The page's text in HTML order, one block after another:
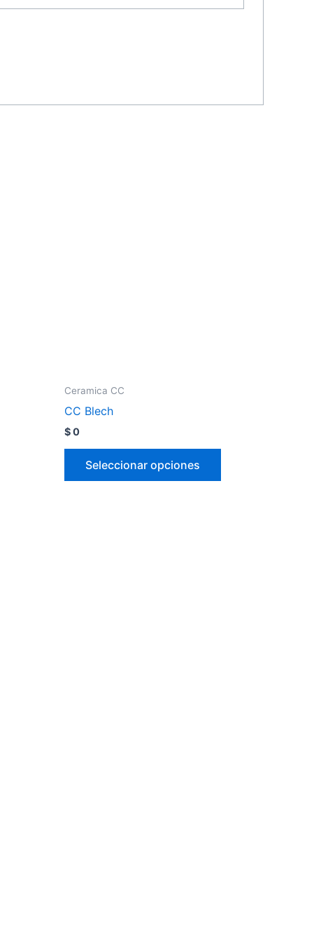
Ceramica CC
CC Blech
$0
Seleccionar opciones